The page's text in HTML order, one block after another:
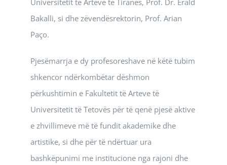
Bakalli, si dhe zëvendësrektorin, Prof. Arian
Paço.
Pjesëmarrja e dy profesoreshave në këtë tubim
shkencor ndërkombëtar dëshmon
përkushtimin e Fakultetit të Arteve të
Universitetit të Tetovës për të qenë pjesë aktive
e zhvillimeve më të fundit akademike dhe
artistike, si dhe për të ndërtuar ura
bashkëpunimi me institucione nga rajoni dhe